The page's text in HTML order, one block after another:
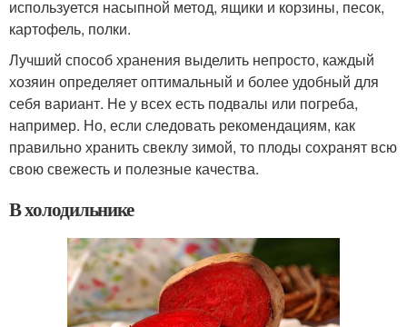
используется насыпной метод, ящики и корзины, песок,
картофель, полки.
Лучший способ хранения выделить непросто, каждый
хозяин определяет оптимальный и более удобный для
себя вариант. Не у всех есть подвалы или погреба,
например. Но, если следовать рекомендациям, как
правильно хранить свеклу зимой, то плоды сохранят всю
свою свежесть и полезные качества.
В холодильнике